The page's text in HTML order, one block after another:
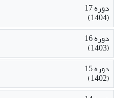
دوره 17
(1404)
دوره 16
(1403)
دوره 15
(1402)